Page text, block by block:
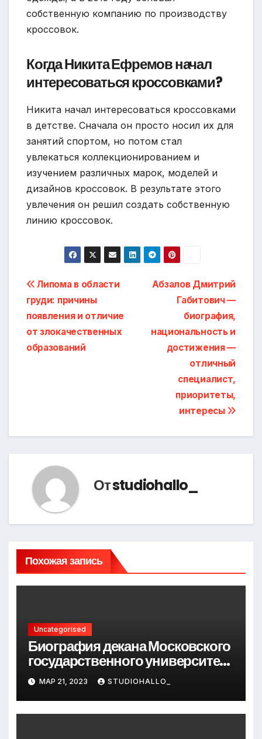
собственную компанию по производству
кроссовок.
Когда Никита Ефремов начал
интересоваться кроссовками?
Никита начал интересоваться кроссовками
в детстве. Сначала он просто носил их для
занятий спортом, но потом стал
увлекаться коллекционированием и
изучением различных марок, моделей и
дизайнов кроссовок. В результате этого
увлечения он решил создать собственную
линию кроссовок.
Навигация
по
записям
Абзалов Дмитрий
Габитович —
биография,
национальность и
достижения —
отличный
специалист,
приоритеты,
интересы
Липома в области
груди: причины
появления и отличие
от злокачественных
образований
Отstudiohallo_
Похожая запись
Uncategorised
Биография декана Московского
государственного университета
Андрея Сидорова — от студента
до руководителя
МАР 21, 2023 STUDIOHALLO_